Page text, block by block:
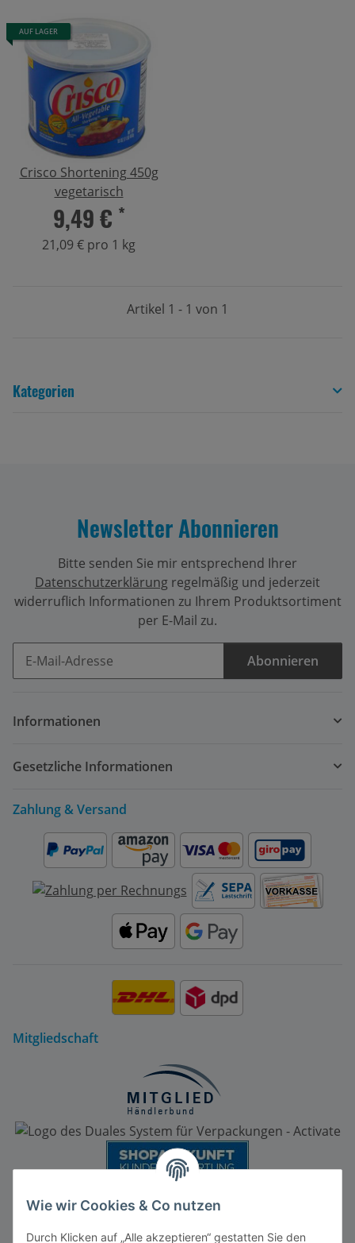
Wie wir Cookies & Co nutzen
Durch Klicken auf „Alle akzeptieren“ gestatten Sie den
AUF LAGER
Crisco Shortening 450g
vegetarisch
9,49 € *
21,09 € pro 1 kg
Artikel 1 - 1 von 1
Kategorien
Newsletter Abonnieren
Bitte senden Sie mir entsprechend Ihrer
Datenschutzerklärung regelmäßig und jederzeit
widerruflich Informationen zu Ihrem Produktsortiment
per E-Mail zu.
Abonnieren
Informationen
Gesetzliche Informationen
Zahlung & Versand
Mitgliedschaft